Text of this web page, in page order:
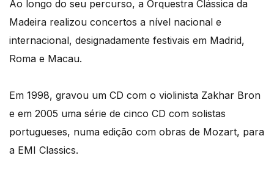
Ao longo do seu percurso, a Orquestra Clássica da
Madeira realizou concertos a nível nacional e
internacional, designadamente festivais em Madrid,
Roma e Macau.
Em 1998, gravou um CD com o violinista Zakhar Bron
e em 2005 uma série de cinco CD com solistas
portugueses, numa edição com obras de Mozart, para
a EMI Classics.